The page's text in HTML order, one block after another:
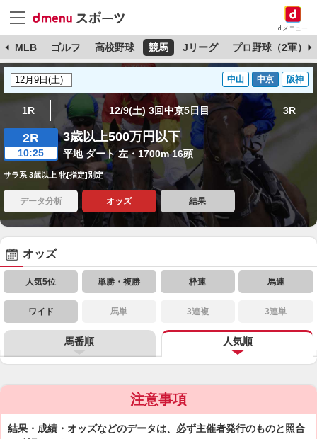
dメニュー
MLB ゴルフ 高校野球 競馬 Jリーグ プロ野球（2軍）
中山 中京 阪神
1R 12/9(土) 3回中京5日目 3R
2R
10:25
3歳以上500万円以下
平地 ダート 左・1700m 16頭
サラ系 3歳以上 牝[指定]別定
データ分析 オッズ 結果
オッズ
人気5位 単勝・複勝 枠連 馬連
ワイド 馬単 3連複 3連単
馬番順 人気順
注意事項
結果・成績・オッズなどのデータは、必ず主催者発行のものと照合